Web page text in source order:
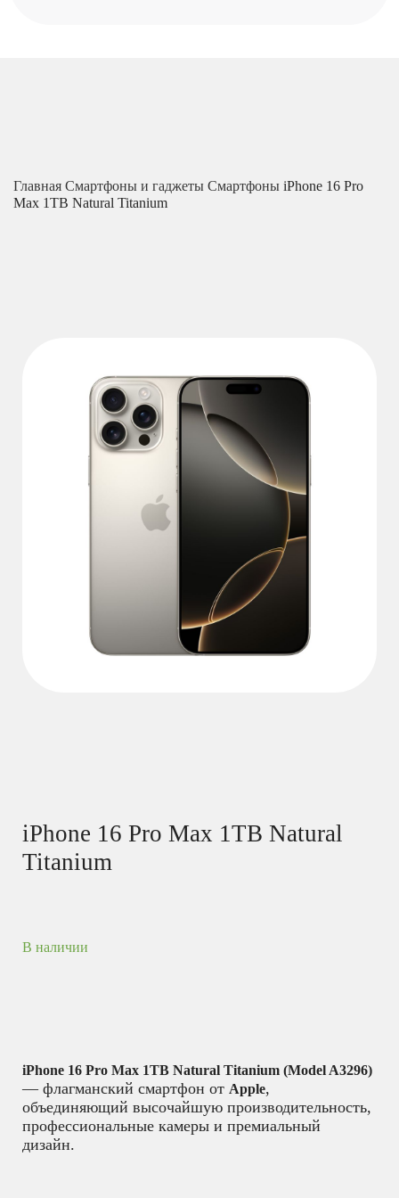
Главная Смартфоны и гаджеты Смартфоны iPhone 16 Pro
Max 1TB Natural Titanium
iPhone 16 Pro Max 1TB Natural
Titanium
В наличии
iPhone 16 Pro Max 1TB Natural Titanium (Model A3296)
— флагманский смартфон от Apple,
объединяющий высочайшую производительность,
профессиональные камеры и премиальный
дизайн.